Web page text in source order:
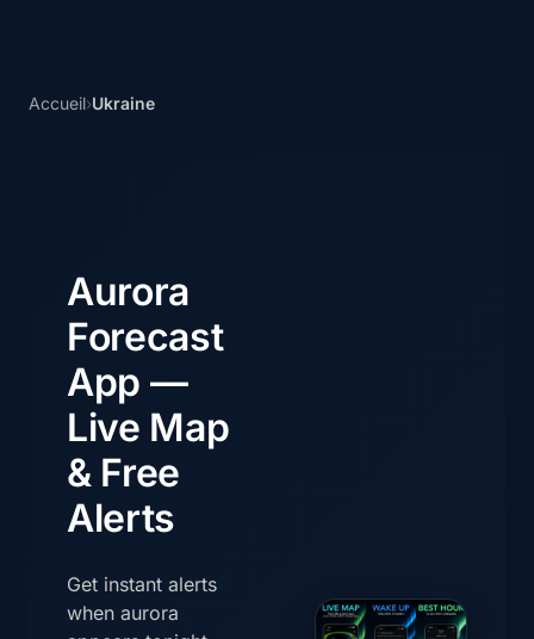
Accueil›Ukraine
Aurora
Forecast
App —
Live Map
& Free
Alerts
Get instant alerts
when aurora